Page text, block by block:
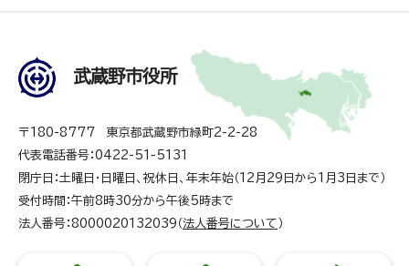
武蔵野市役所
〒180-8777 東京都武蔵野市緑町2-2-28
代表電話番号：0422-51-5131
閉庁日：土曜日・日曜日、祝休日、年末年始（12月29日から1月3日まで）
受付時間：午前8時30分から午後5時まで
法人番号：8000020132039（ 法人番号について ）